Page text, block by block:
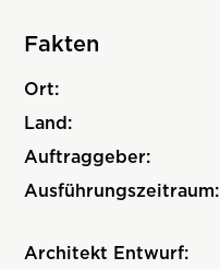
Fakten
Ort:
Land:
Auftraggeber:
Ausführungszeitraum:
Architekt Entwurf: